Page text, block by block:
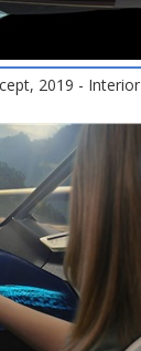
2019 - Interior